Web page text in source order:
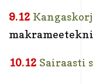
9.12
10.12 Sairaasti